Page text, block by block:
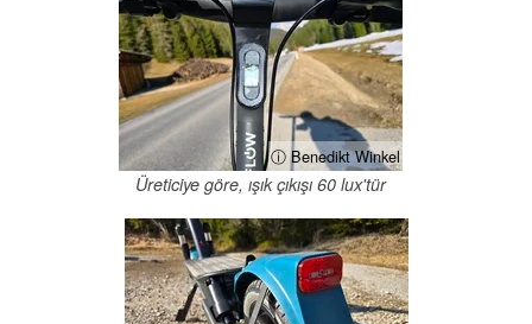
ⓘ Benedikt Winkel
Üreticiye göre, ışık çıkışı 60 lux'tür